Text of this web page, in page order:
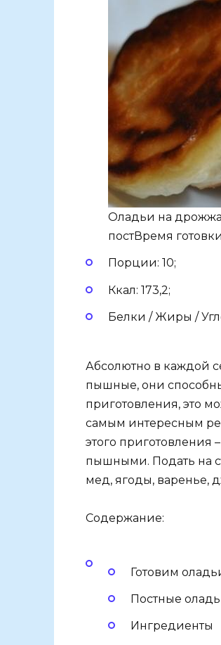
Оладьи на
постВремя
Порции: 10;
Ккал: 173,2;
Белки / Жиры /
Абсолютно в каждой
пышные, они
приготовления, это
самым интересным
этого приготовления
пышными. Подать на
мед, ягоды, варенье,
Содержание:
Готовим
Постные
Ингредиенты